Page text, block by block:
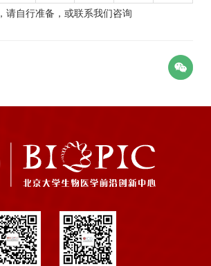
，请自行准备，或联系我们咨询